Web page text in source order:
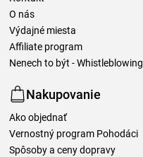
O nás
Výdajné miesta
Affiliate program
Nenech to být - Whistleblowing
Nakupovanie
Ako objednať
Vernostný program Pohodáci
Spôsoby a ceny dopravy